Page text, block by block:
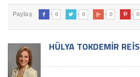
Paylaş  0  0  0  0
HÜLYA TOKDEMIR REIS